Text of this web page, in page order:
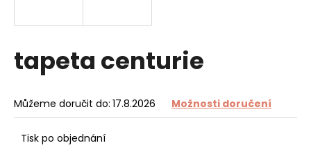
tapeta centurie
Můžeme doručit do: 17.8.2026 Možnosti doručení
Tisk po objednání
í
t